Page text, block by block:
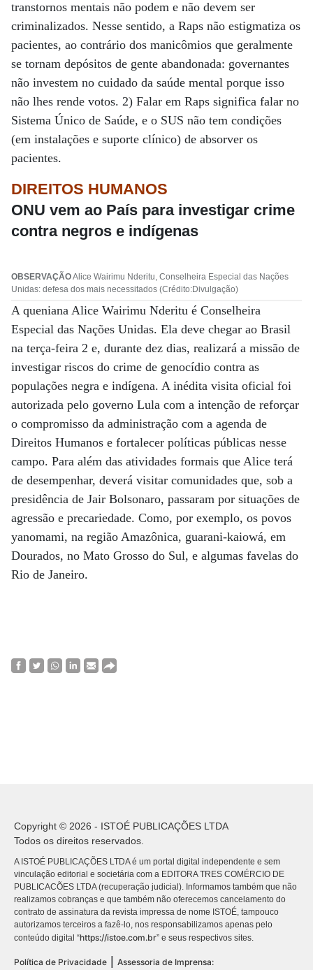
transtornos mentais não podem e não devem ser
criminalizados. Nesse sentido, a Raps não estigmatiza os
pacientes, ao contrário dos manicômios que geralmente
se tornam depósitos de gente abandonada: governantes
não investem no cuidado da saúde mental porque isso
não lhes rende votos. 2) Falar em Raps significa falar no
Sistema Único de Saúde, e o SUS não tem condições
(em instalações e suporte clínico) de absorver os
pacientes.
DIREITOS HUMANOS
ONU vem ao País para investigar crime
contra negros e indígenas
OBSERVAÇÃOAlice Wairimu Nderitu, Conselheira Especial das Nações
Unidas: defesa dos mais necessitados (Crédito:Divulgação)
A queniana Alice Wairimu Nderitu é Conselheira
Especial das Nações Unidas. Ela deve chegar ao Brasil
na terça-feira 2 e, durante dez dias, realizará a missão de
investigar riscos do crime de genocídio contra as
populações negra e indígena. A inédita visita oficial foi
autorizada pelo governo Lula com a intenção de reforçar
o compromisso da administração com a agenda de
Direitos Humanos e fortalecer políticas públicas nesse
campo. Para além das atividades formais que Alice terá
de desempenhar, deverá visitar comunidades que, sob a
presidência de Jair Bolsonaro, passaram por situações de
agressão e precariedade. Como, por exemplo, os povos
yanomami, na região Amazônica, guarani-kaiowá, em
Dourados, no Mato Grosso do Sul, e algumas favelas do
Rio de Janeiro.
Copyright © 2026 - ISTOÉ PUBLICAÇÕES LTDA
Todos os direitos reservados.
A ISTOÉ PUBLICAÇÕES LTDA é um portal digital independente e sem
vinculação editorial e societária com a EDITORA TRES COMÉRCIO DE
PUBLICACÕES LTDA (recuperação judicial). Informamos também que não
realizamos cobranças e que também não oferecemos cancelamento do
contrato de assinatura da revista impressa de nome ISTOÉ, tampouco
autorizamos terceiros a fazê-lo, nos responsabilizamos apenas pelo
conteúdo digital “https://istoe.com.br” e seus respectivos sites.
Política de Privacidade Assessoria de Imprensa: